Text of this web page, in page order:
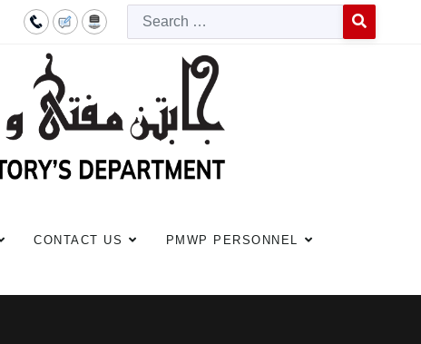
CONTACT US PMWP PERSONNEL